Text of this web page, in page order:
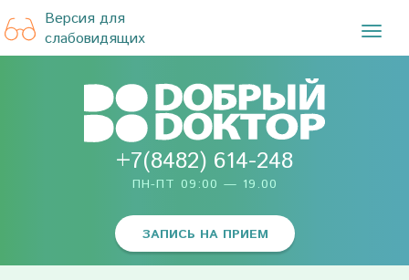
Версия для
слабовидящих
+7(8482) 614-248
ПН-ПТ 09:00 — 19.00
ЗАПИСЬ НА ПРИЕМ